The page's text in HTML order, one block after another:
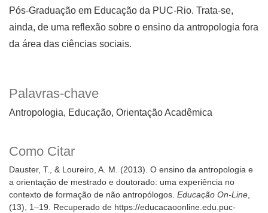
Palavras-chave
Antropologia Educação Orientação Acadêmica
Como Citar
Dauster, T., & Loureiro, A. M. (2013). O ensino da antropologia e
a orientação de mestrado e doutorado: uma experiência no
contexto de formação de não antropólogos. Educação On-Line,
(13), 1–19. Recuperado de https://educacaoonline.edu.puc-
Pós-Graduação em Educação da PUC-Rio. Trata-se,
ainda, de uma reflexão sobre o ensino da antropologia fora
da área das ciências sociais.